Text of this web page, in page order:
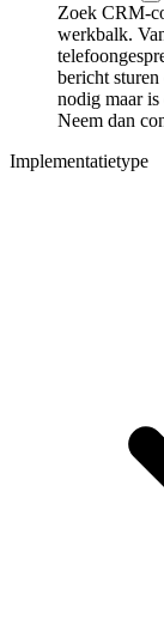
Zoek CRM-
werkbalk.
bericht
nodig maar
Neem dan
Implementatietype